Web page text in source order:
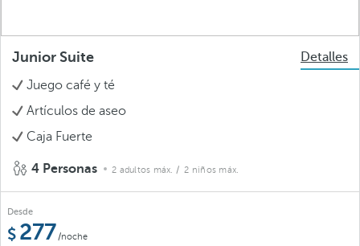
Junior Suite
Detalles
Juego café y té
Artículos de aseo
Caja Fuerte
4 Personas 2 adultos máx. / 2 niños máx.
Desde
277/noche